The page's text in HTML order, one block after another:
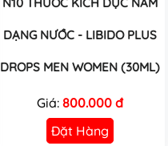
DẠNG NƯỚC - LIBIDO PLUS
DROPS MEN WOMEN (30ML)
Giá: 800.000 đ
Đặt Hàng